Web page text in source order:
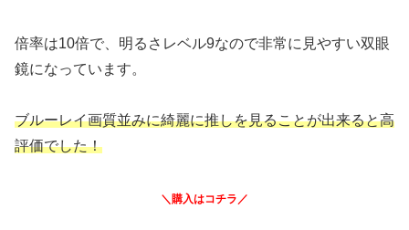
倍率は10倍で、明るさレベル9なので非常に見やすい双眼
鏡になっています。
ブルーレイ画質並みに綺麗に推しを見ることが出来ると高
評価でした！
＼購入はコチラ／